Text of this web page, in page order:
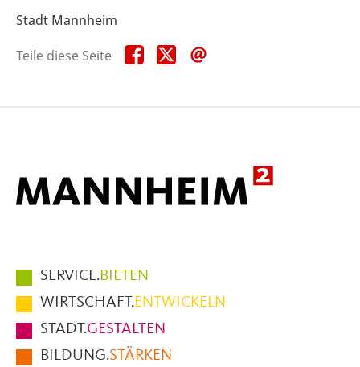
Stadt Mannheim
Teile diese Seite
Teile
diese
Teile
diese
Hauptmenüpunkte
im
Fußbereich
der
Seite
SERVICE.BIETEN
WIRTSCHAFT.ENTWICKELN
STADT.GESTALTEN
BILDUNG.STÄRKEN